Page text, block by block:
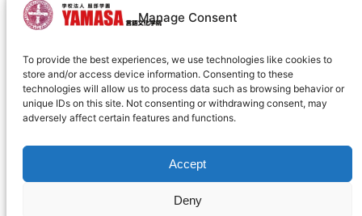
Manage Consent
To provide the best experiences, we use technologies like cookies to
store and/or access device information. Consenting to these
technologies will allow us to process data such as browsing behavior or
unique IDs on this site. Not consenting or withdrawing consent, may
adversely affect certain features and functions.
Accept
Deny
Fax: +81 (0)564-55-8113
郵送の場合は私書箱の郵便番号〒444-8691をお使いく
ださい。
クッキーポリシー